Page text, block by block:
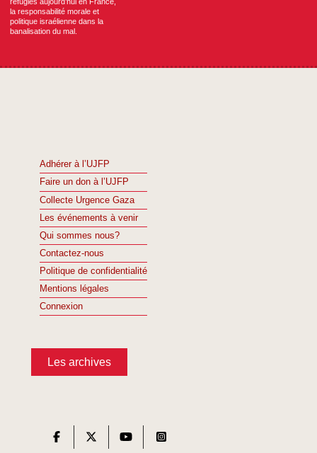
la responsabilité morale et
politique israélienne dans la
banalisation du mal.
Adhérer à l’UJFP
Faire un don à l’UJFP
Collecte Urgence Gaza
Les événements à venir
Qui sommes nous?
Contactez-nous
Politique de confidentialité
Mentions légales
Connexion
Les archives